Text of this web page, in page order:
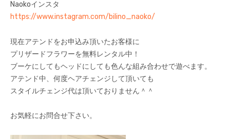
Naokoインスタ
https://www.instagram.com/bilino_naoko/
現在アテンドをお申込み頂いたお客様に
プリザードフラワーを無料レンタル中！
ブーケにしてもヘッドにしても色んな組み合わせで遊べます。
アテンド中、何度ヘアチェンジして頂いても
スタイルチェンジ代は頂いておりません＾＾
お気軽にお問合せ下さい。